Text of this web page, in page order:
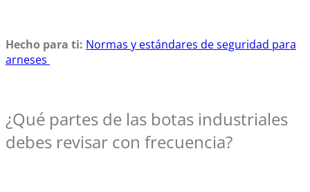
Hecho para ti: Normas y estándares de seguridad para
arneses
¿Qué partes de las botas industriales
debes revisar con frecuencia?